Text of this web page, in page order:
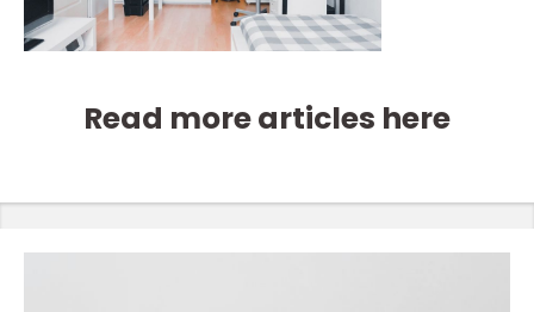
Read more articles here